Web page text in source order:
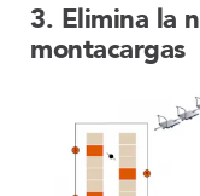
3. Elimina la
montacargas